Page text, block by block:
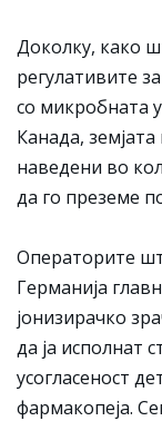
Доколку, како
регулативите
со микробната
Канада,
наведени во
да го преземе
Операторите
Германија
јонизирачко
да ја исполнат
усогласеност
фармакопеја.